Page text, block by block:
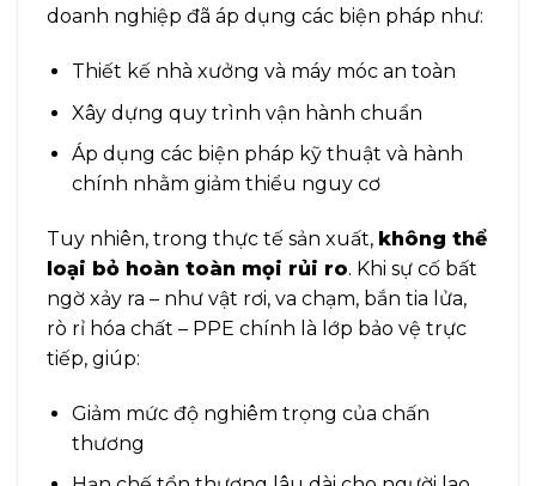
doanh nghiệp đã áp dụng các biện pháp như:
Thiết kế nhà xưởng và máy móc an toàn
Xây dựng quy trình vận hành chuẩn
Áp dụng các biện pháp kỹ thuật và hành
chính nhằm giảm thiểu nguy cơ
Tuy nhiên, trong thực tế sản xuất, không thể
loại bỏ hoàn toàn mọi rủi ro. Khi sự cố bất
ngờ xảy ra – như vật rơi, va chạm, bắn tia lửa,
rò rỉ hóa chất – PPE chính là lớp bảo vệ trực
tiếp, giúp:
Giảm mức độ nghiêm trọng của chấn
thương